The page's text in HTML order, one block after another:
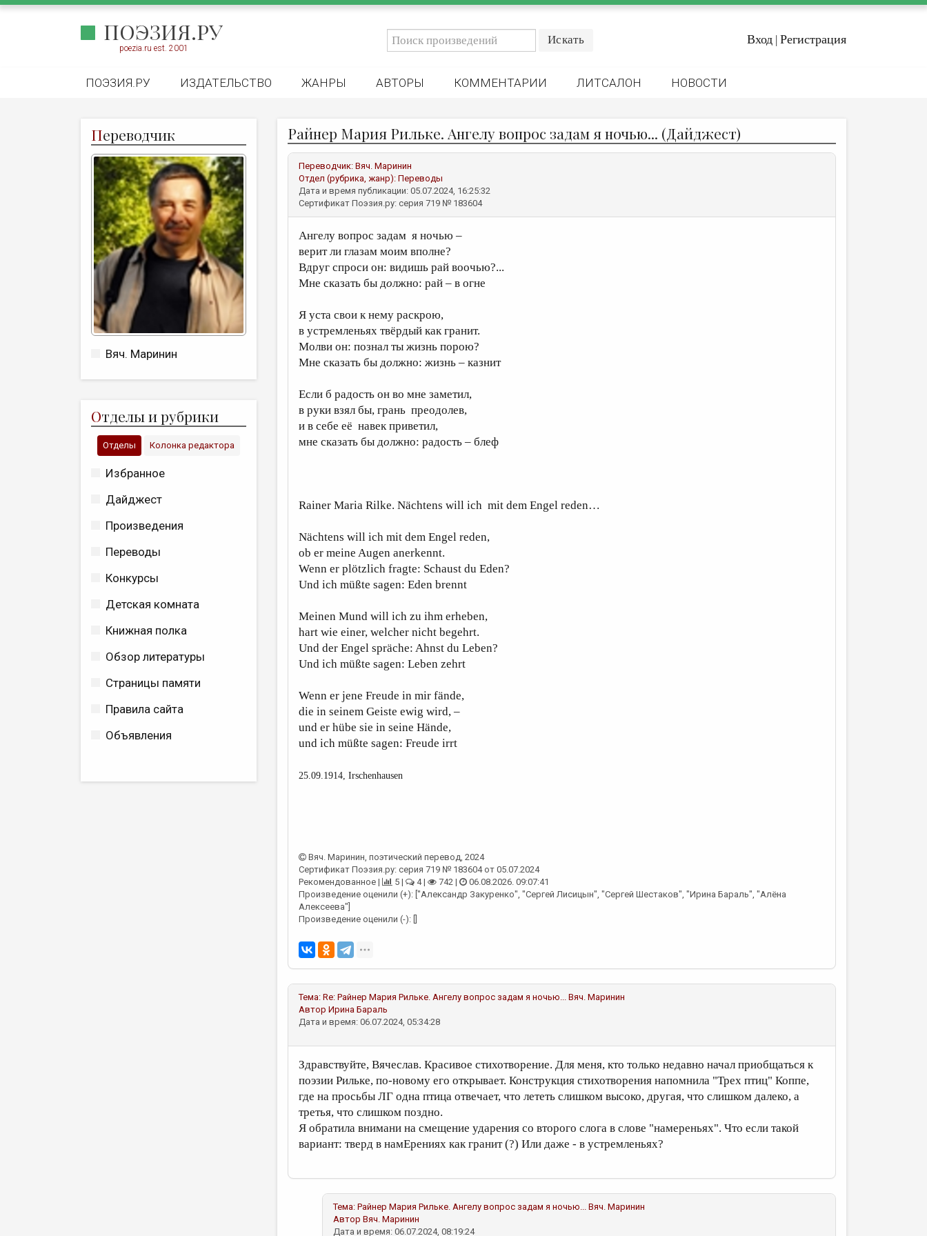
ПОЭЗИЯ.РУ
poezia.ru est. 2001
Вход | Регистрация
ПОЭЗИЯ.РУ ИЗДАТЕЛЬСТВО ЖАНРЫ АВТОРЫ КОММЕНТАРИИ ЛИТСАЛОН НОВОСТИ
Переводчик
Вяч. Маринин
Отделы и рубрики
Отделы Колонка редактора
Избранное
Дайджест
Произведения
Переводы
Конкурсы
Детская комната
Книжная полка
Обзор литературы
Страницы памяти
Правила сайта
Объявления
Райнер Мария Рильке. Ангелу вопрос задам я ночью... (Дайджест)
Переводчик: Вяч. Маринин
Отдел (рубрика, жанр): Переводы
Дата и время публикации: 05.07.2024, 16:25:32
Сертификат Поэзия.ру: серия 719 № 183604
Ангелу вопрос задам я ночью –
верит ли глазам моим вполнe?
Вдруг спроси он: видишь рай воочью?...
Мне сказать бы должно: рай – в огне
Я уста свои к нему раскрою,
в устремленьях твёрдый как гранит.
Mолви он: познал ты жизнь порою?
Мне сказать бы должно: жизнь – казнит
Если б радость он во мне заметил,
в руки взял бы, грань преодолев,
и в себе её навек приветил,
мне сказать бы должно: радость – блеф
Rainer Maria Rilke. Nächtens will ich mit dem Engel reden…
Nächtens will ich mit dem Engel reden,
ob er meine Augen anerkennt.
Wenn er plötzlich fragte: Schaust du Eden?
Und ich müßte sagen: Eden brennt
Meinen Mund will ich zu ihm erheben,
hart wie einer, welcher nicht begehrt.
Und der Engel spräche: Ahnst du Leben?
Und ich müßte sagen: Leben zehrt
Wenn er jene Freude in mir fände,
die in seinem Geiste ewig wird, –
und er hübe sie in seine Hände,
und ich müßte sagen: Freude irrt
25.09.1914, Irschenhausen
Вяч. Маринин, поэтический перевод, 2024
Сертификат Поэзия.ру: серия 719 № 183604 от 05.07.2024
Рекомендованное |
5 | 4 | 742 |
06.08.2026. 09:07:41
Произведение оценили (+): ["Александр Закуренко", "Сергей Лисицын", "Сергей Шестаков", "Ирина Бараль", "Алёна
Алексеева"]
Произведение оценили (-): []
Тема: Re: Райнер Мария Рильке. Ангелу вопрос задам я ночью... Вяч. Маринин
Автор Ирина Бараль
Дата и время: 06.07.2024, 05:34:28
Здравствуйте, Вячеслав. Красивое стихотворение. Для меня, кто только недавно начал приобщаться к
поэзии Рильке, по-новому его открывает. Конструкция стихотворения напомнила "Трех птиц" Коппе,
где на просьбы ЛГ одна птица отвечает, что лететь слишком высоко, другая, что слишком далеко, а
третья, что слишком поздно.
Я обратила внимани на смещение ударения со второго слога в слове "намереньях". Что если такой
вариант: тверд в намЕрениях как гранит (?) Или даже - в устремленьях?
Тема: Райнер Мария Рильке. Ангелу вопрос задам я ночью... Вяч. Маринин
Автор Вяч. Маринин
Дата и время: 06.07.2024, 08:19:24